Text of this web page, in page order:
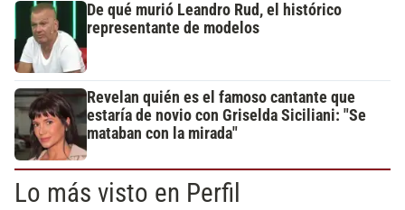
De qué murió Leandro Rud, el histórico
representante de modelos
Revelan quién es el famoso cantante que
estaría de novio con Griselda Siciliani: "Se
mataban con la mirada"
Lo más visto en Perfil